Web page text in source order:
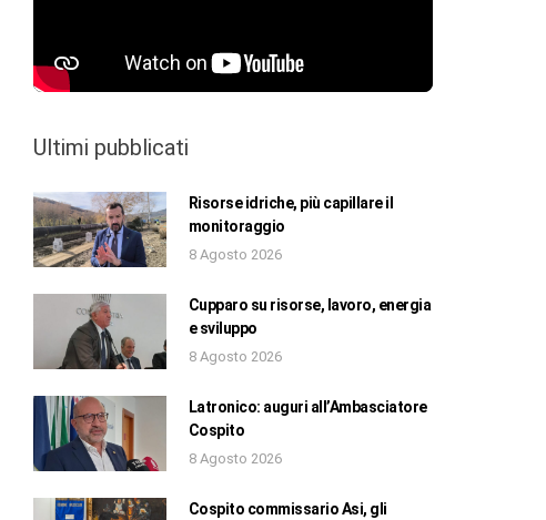
Ultimi pubblicati
Risorse idriche, più capillare il
monitoraggio
8 Agosto 2026
Cupparo su risorse, lavoro, energia
e sviluppo
8 Agosto 2026
Latronico: auguri all’Ambasciatore
Cospito
8 Agosto 2026
Cospito commissario Asi, gli